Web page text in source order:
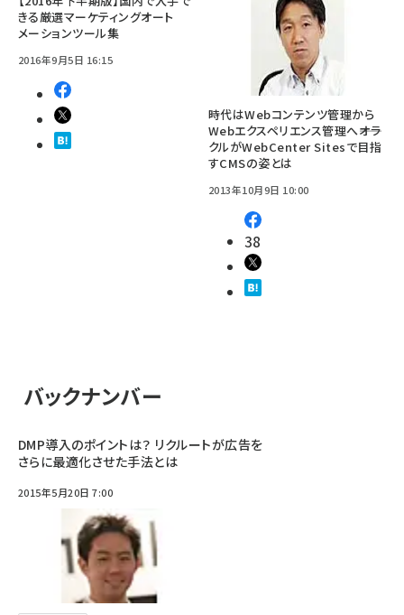
きる厳選マーケティングオート
メーションツール集
2016年9月5日 16:15
時代はWebコンテンツ管理から
Webエクスペリエンス管理へ――オラ
クルがWebCenter Sitesで目指
すCMSの姿とは
2013年10月9日 10:00
38
バックナンバー
DMP導入のポイントは？ リクルートが広告を
さらに最適化させた手法とは
2015年5月20日 7:00